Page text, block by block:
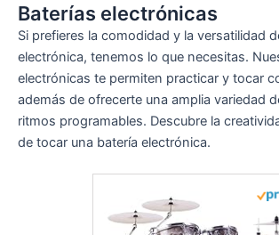
Baterías electrónicas
Si prefieres la comodidad y la versatilidad
electrónica, tenemos lo que necesitas.
electrónicas te permiten practicar y tocar
además de ofrecerte una amplia variedad
ritmos programables. Descubre la
de tocar una batería electrónica.